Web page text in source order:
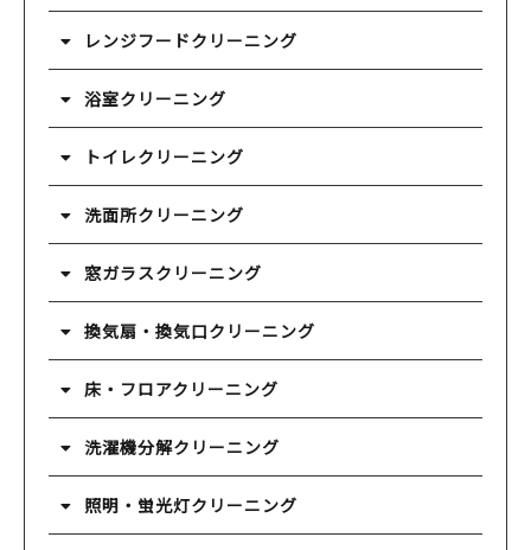
レンジフードクリーニング
浴室クリーニング
トイレクリーニング
洗面所クリーニング
窓ガラスクリーニング
換気扇・換気口クリーニング
床・フロアクリーニング
洗濯機分解クリーニング
照明・蛍光灯クリーニング